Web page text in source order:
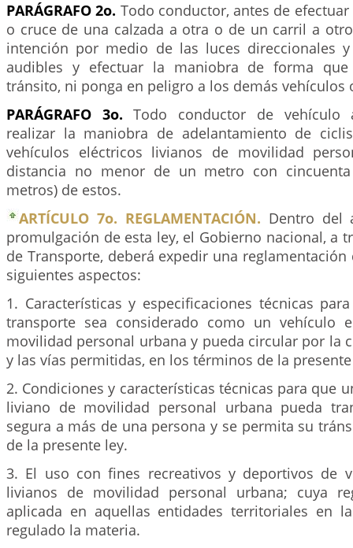
PARÁGRAFO 2o. Todo conductor, antes de
o cruce de una calzada a otra o de un carril a
intención por medio de las luces direccionales
audibles y efectuar la maniobra de forma
tránsito, ni ponga en peligro a los demás vehículos
PARÁGRAFO 3o.Todo conductor de vehículo
realizar la maniobra de adelantamiento de
vehículos eléctricos livianos de movilidad
distancia no menor de un metro con cincuenta
metros) de estos.
ARTÍCULO 7o. REGLAMENTACIÓN. Dentro del
promulgación de esta ley, el Gobierno nacional, a
de Transporte, deberá expedir una
siguientes aspectos:
1. Características y especificaciones técnicas
transporte sea considerado como un vehículo
movilidad personal urbana y pueda circular por la
y las vías permitidas, en los términos de la
2. Condiciones y características técnicas para que
liviano de movilidad personal urbana pueda
segura a más de una persona y se permita su
de la presente ley.
3. El uso con fines recreativos y deportivos de
livianos de movilidad personal urbana; cuya
aplicada en aquellas entidades territoriales en
regulado la materia.